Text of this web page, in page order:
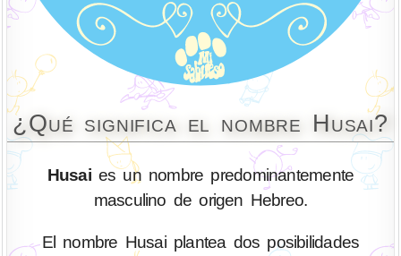
¿Qué significa el nombre Husai?
Husaies un nombre predominantemente
masculino de origen Hebreo.
El nombre Husai plantea dos posibilidades